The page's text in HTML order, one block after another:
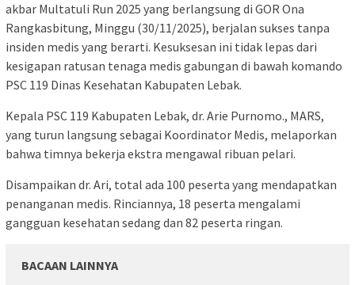
akbar Multatuli Run 2025 yang berlangsung di GOR Ona
Rangkasbitung, Minggu (30/11/2025), berjalan sukses tanpa
insiden medis yang berarti. Kesuksesan ini tidak lepas dari
kesigapan ratusan tenaga medis gabungan di bawah komando
PSC 119 Dinas Kesehatan Kabupaten Lebak.
​Kepala PSC 119 Kabupaten Lebak, dr. Arie Purnomo., MARS,
yang turun langsung sebagai Koordinator Medis, melaporkan
bahwa timnya bekerja ekstra mengawal ribuan pelari.
​Disampaikan dr. Ari, total ada 100 peserta yang mendapatkan
penanganan medis. Rinciannya, 18 peserta mengalami
gangguan kesehatan sedang dan 82 peserta ringan.
BACAAN LAINNYA